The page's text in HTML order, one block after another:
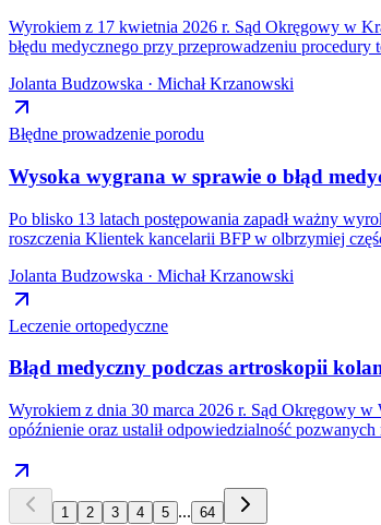
Wyrokiem z 17 kwietnia 2026 r. Sąd Okręgowy w
błędu medycznego przy przeprowadzeniu procedury
Jolanta Budzowska · Michał Krzanowski
Błędne prowadzenie porodu
Wysoka wygrana w sprawie o błąd
Po blisko 13 latach postępowania zapadł ważny
roszczenia Klientek kancelarii BFP w olbrzymiej
Jolanta Budzowska · Michał Krzanowski
Leczenie ortopedyczne
Błąd medyczny podczas artroskopii
Wyrokiem z dnia 30 marca 2026 r. Sąd Okręgowy w
opóźnienie oraz ustalił odpowiedzialność
1 2 3 4 5 ... 64